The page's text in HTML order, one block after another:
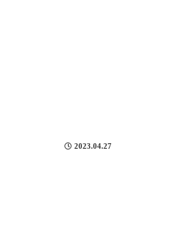
2023.04.27